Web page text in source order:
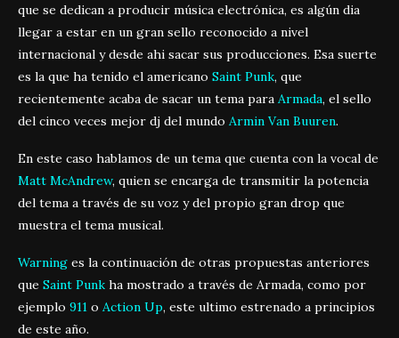
que se dedican a producir música electrónica, es algún dia
llegar a estar en un gran sello reconocido a nivel
internacional y desde ahi sacar sus producciones. Esa suerte
es la que ha tenido el americano Saint Punk, que
recientemente acaba de sacar un tema para Armada, el sello
del cinco veces mejor dj del mundo Armin Van Buuren.
En este caso hablamos de un tema que cuenta con la vocal de
Matt McAndrew, quien se encarga de transmitir la potencia
del tema a través de su voz y del propio gran drop que
muestra el tema musical.
Warning es la continuación de otras propuestas anteriores
que Saint Punk ha mostrado a través de Armada, como por
ejemplo 911 o Action Up, este ultimo estrenado a principios
de este año.